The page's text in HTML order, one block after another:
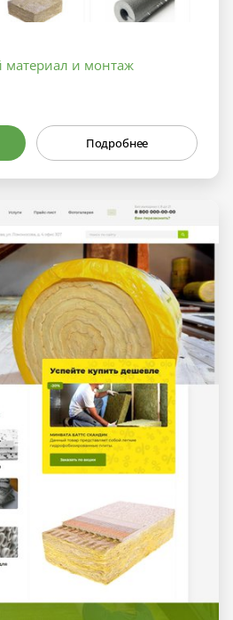
и монтаж
Подробнее